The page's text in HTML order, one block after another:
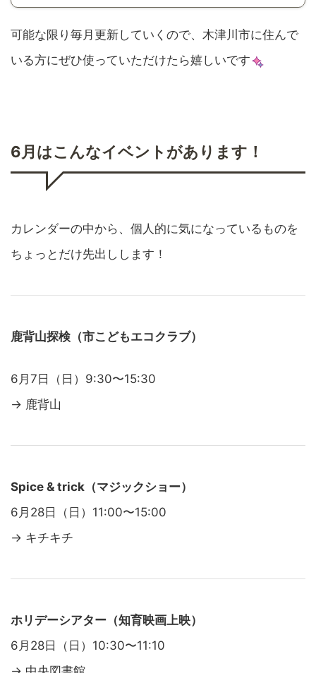
可能な限り毎月更新していくので、木津川市に住んで
いる方にぜひ使っていただけたら嬉しいです
6月はこんなイベントがあります！
カレンダーの中から、個人的に気になっているものを
ちょっとだけ先出しします！
鹿背山探検（市こどもエコクラブ）
6月7日（日）9:30〜15:30
→ 鹿背山
Spice & trick（マジックショー）
6月28日（日）11:00〜15:00
→ キチキチ
ホリデーシアター（知育映画上映）
6月28日（日）10:30〜11:10